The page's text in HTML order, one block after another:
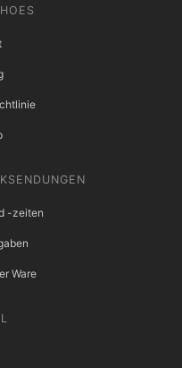
-zeiten
Ware